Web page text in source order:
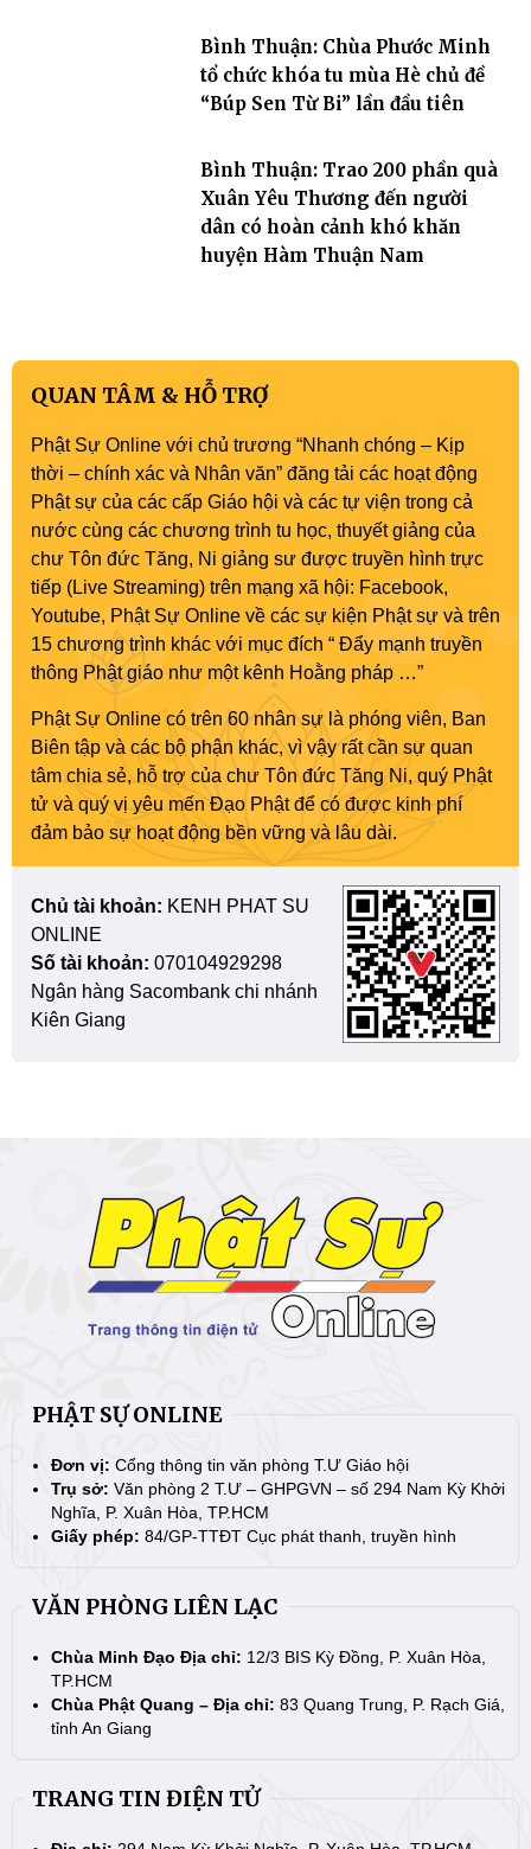
Bình Thuận: Chùa Phước Minh
tổ chức khóa tu mùa Hè chủ đề
“Búp Sen Từ Bi” lần đầu tiên
Bình Thuận: Trao 200 phần quà
Xuân Yêu Thương đến người
dân có hoàn cảnh khó khăn
huyện Hàm Thuận Nam
QUAN TÂM & HỖ TRỢ
Phật Sự Online với chủ trương “Nhanh chóng – Kịp
thời – chính xác và Nhân văn” đăng tải các hoạt động
Phật sự của các cấp Giáo hội và các tự viện trong cả
nước cùng các chương trình tu học, thuyết giảng của
chư Tôn đức Tăng, Ni giảng sư được truyền hình trực
tiếp (Live Streaming) trên mạng xã hội: Facebook,
Youtube, Phật Sự Online về các sự kiện Phật sự và trên
15 chương trình khác với mục đích “ Đẩy mạnh truyền
thông Phật giáo như một kênh Hoằng pháp …”
Phật Sự Online có trên 60 nhân sự là phóng viên, Ban
Biên tập và các bộ phận khác, vì vậy rất cần sự quan
tâm chia sẻ, hỗ trợ của chư Tôn đức Tăng Ni, quý Phật
tử và quý vị yêu mến Đạo Phật để có được kinh phí
đảm bảo sự hoạt động bền vững và lâu dài.
Chủ tài khoản: KENH PHAT SU
ONLINE
Số tài khoản: 070104929298
Ngân hàng Sacombank chi nhánh
Kiên Giang
PHẬT SỰ ONLINE
Đơn vị: Cổng thông tin văn phòng T.Ư Giáo hội
Trụ sở: Văn phòng 2 T.Ư – GHPGVN – số 294 Nam Kỳ Khởi
Nghĩa, P. Xuân Hòa, TP.HCM
Giấy phép: 84/GP-TTĐT Cục phát thanh, truyền hình
VĂN PHÒNG LIÊN LẠC
Chùa Minh Đạo Địa chỉ: 12/3 BIS Kỳ Đồng, P. Xuân Hòa,
TP.HCM
Chùa Phật Quang – Địa chỉ: 83 Quang Trung, P. Rạch Giá,
tỉnh An Giang
TRANG TIN ĐIỆN TỬ